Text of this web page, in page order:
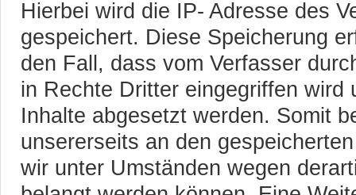
Hierbei wird die IP- Adresse des
gespeichert. Diese Speicherung
den Fall, dass vom Verfasser
in Rechte Dritter eingegriffen wird
Inhalte abgesetzt werden. Somit
unsererseits an den
wir unter Umständen wegen